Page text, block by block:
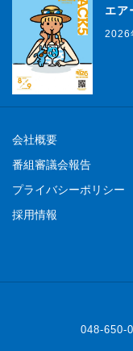
エア
2026
会社概要
番組審議会報告
プライバシーポリシー
採用情報
048-650-